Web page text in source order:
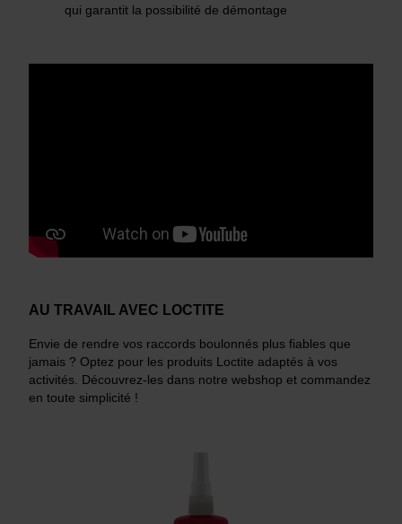
qui garantit la possibilité de démontage
AU TRAVAIL AVEC LOCTITE
Envie de rendre vos raccords boulonnés plus fiables que
jamais ? Optez pour les produits Loctite adaptés à vos
activités. Découvrez-les dans notre webshop et commandez
en toute simplicité !